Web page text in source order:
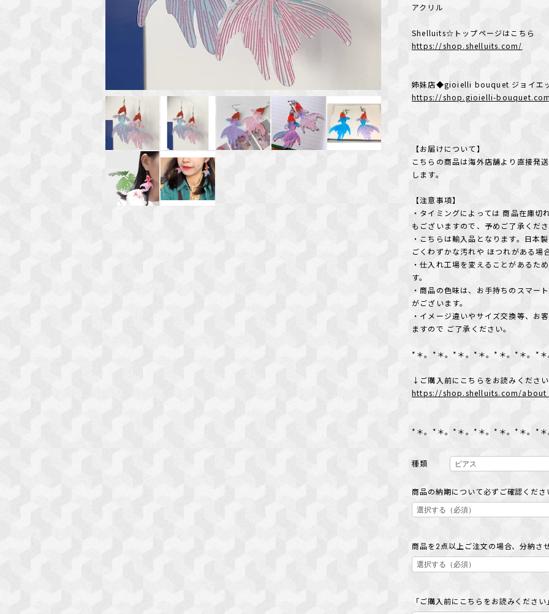
アクリル
Shelluits☆トップページはこちら
https://shop.shelluits.com/
姉妹店◆gioielli bouquet ジョイエ
https://shop.gioielli-
【お届けについて】
こちらの商品は海外店舗より直接発
します。
【注意事項】
・タイミングによっては 商品在庫
もございますので、予めご了承くだ
・こちらは輸入品となります。日本
ごくわずかな汚れや ほつれがある場
・仕入れ工場を変えることがあるた
す。
・商品の色味は、お手持ちのスマー
がございます。
・イメージ違いやサイズ交換等、お
ますので ご了承ください。
*＊。*＊。*＊。*＊。*＊。*＊。*＊
↓ご購入前にこちらをお読みください
https://shop.shelluits.com/
*＊。*＊。*＊。*＊。*＊。*＊。*＊
種類
商品の納期について必ずご確認くだ
商品を2点以上ご注文の場合、分納さ
「ご購入前にこちらをお読みくださ